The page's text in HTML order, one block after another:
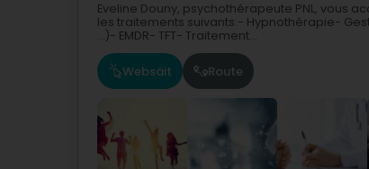
Eveline Douny, psychothérapeute PNL, vous
les traitements suivants:- Hypnothérapie-
...)- EMDR- TFT- Traitement...
Websäit Route